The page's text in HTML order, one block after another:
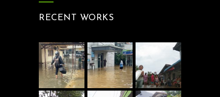
RECENT WORKS